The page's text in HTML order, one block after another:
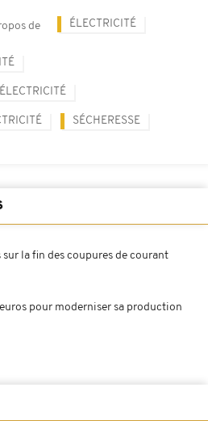
de ÉLECTRICITÉ
SÉCHERESSE
la fin des coupures de courant
pour moderniser sa production